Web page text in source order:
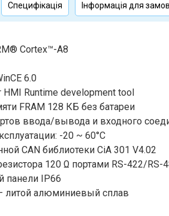
Специфікація Інформація для
Cortex™-A8
6.0
Runtime development tool
FRAM 128 КБ без батареи
ввода/вывода и входного
-20 ~ 60°C
CAN библиотеки CiA 301 V4.02
120 Ω портами RS-422/RS-
панели IP66
литой алюминиевый сплав